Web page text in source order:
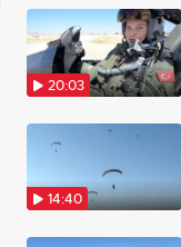
20:03
14:40